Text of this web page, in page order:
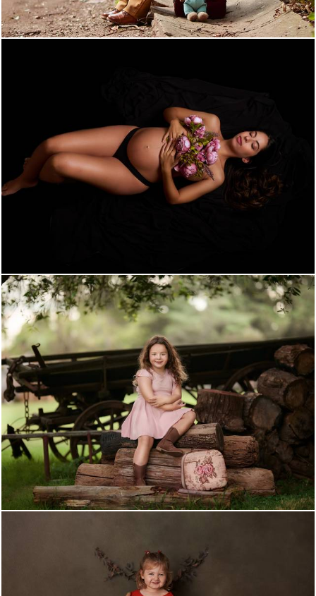
1249 8
1012 0